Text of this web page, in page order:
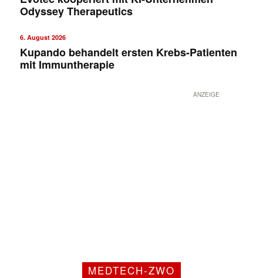
Odyssey Therapeutics
6. August 2026
Kupando behandelt ersten Krebs-Patienten
mit Immuntherapie
ANZEIGE
MEDTECH-ZWO